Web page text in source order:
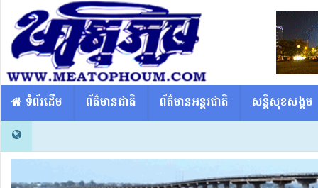
​​ ទំព័រដើម ព័ត៌មានជាតិ ព័ត៌មានអន្តរជាតិ សន្តិសុខសង្គម